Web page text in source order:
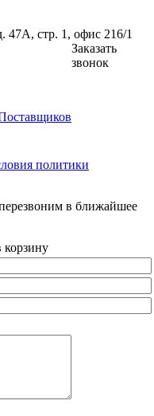
47А, стр. 1, офис 216/1
Заказать
звонок
политики
в ближайшее
корзину